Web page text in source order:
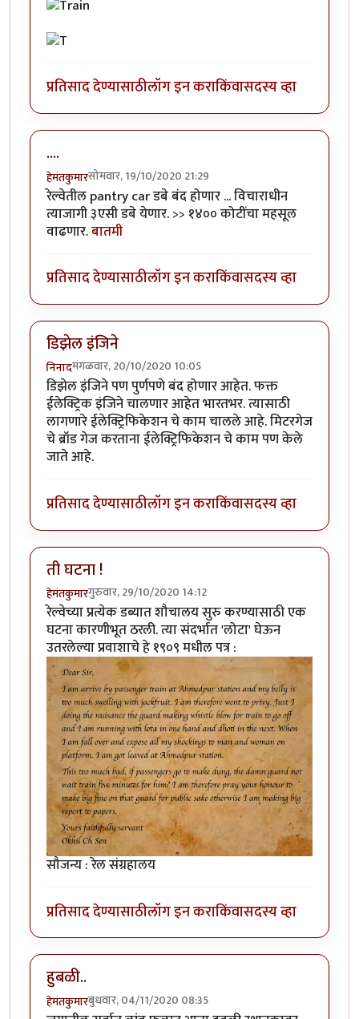
प्रतिसाद देण्यासाठीलॉग इन कराकिंवासदस्य व्हा
....
हेमंतकुमारसोमवार, 19/10/2020 21:29
रेल्वेतील pantry car डबे बंद होणार ... विचाराधीन
त्याजागी ३एसी डबे येणार. >> १४०० कोटींचा महसूल
वाढणार.बातमी
प्रतिसाद देण्यासाठीलॉग इन कराकिंवासदस्य व्हा
डिझेल इंजिने
निनादमंगळवार, 20/10/2020 10:05
डिझेल इंजिने पण पुर्णपणे बंद होणार आहेत. फक्त
ईलेक्ट्रिक इंजिने चालणार आहेत भारतभर. त्यासाठी
लागणारे ईलेक्ट्रिफिकेशन चे काम चालले आहे. मिटरगेज
चे ब्रॉड गेज करताना ईलेक्ट्रिफिकेशन चे काम पण केले
जाते आहे.
प्रतिसाद देण्यासाठीलॉग इन कराकिंवासदस्य व्हा
ती घटना !
हेमंतकुमारगुरुवार, 29/10/2020 14:12
रेल्वेच्या प्रत्येक डब्यात शौचालय सुरु करण्यासाठी एक
घटना कारणीभूत ठरली. त्या संदर्भात 'लोटा' घेऊन
उतरलेल्या प्रवाशाचे हे १९०९ मधील पत्र :
सौजन्य : रेल संग्रहालय
प्रतिसाद देण्यासाठीलॉग इन कराकिंवासदस्य व्हा
हुबळी..
हेमंतकुमारबुधवार, 04/11/2020 08:35